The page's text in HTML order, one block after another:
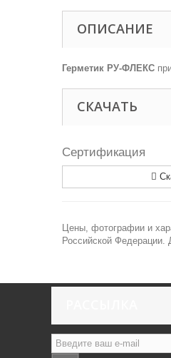
ОПИСАНИЕ
Герметик РУ-ФЛЕКС
СКАЧАТЬ
Сертификация
Цены, фотографии и
Российской Федерации.